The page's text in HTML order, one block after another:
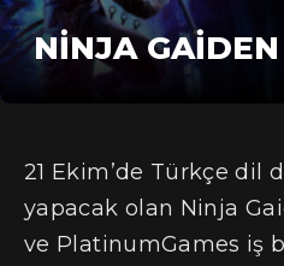
NINJA
21 Ekim’de Türkçe dil
yapacak olan Ninja
ve PlatinumGames iş